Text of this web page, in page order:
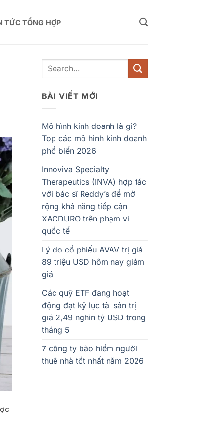
TỨC TỔNG HỢP
BÀI VIẾT MỚI
Mô hình kinh doanh là gì?
Top các mô hình kinh doanh
phổ biến 2026
Innoviva Specialty
Therapeutics (INVA) hợp tác
với bác sĩ Reddy’s để mở
rộng khả năng tiếp cận
XACDURO trên phạm vi
quốc tế
Lý do cổ phiếu AVAV trị giá
89 triệu USD hôm nay giảm
giá
Các quỹ ETF đang hoạt
động đạt kỷ lục tài sản trị
giá 2,49 nghìn tỷ USD trong
tháng 5
7 công ty bảo hiểm người
thuê nhà tốt nhất năm 2026